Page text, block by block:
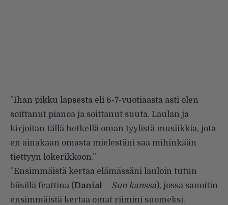
”Ihan pikku lapsesta eli 6-7-vuotiaasta asti olen
soittanut pianoa ja soittanut suuta. Laulan ja
kirjoitan tällä hetkellä oman tyylistä musiikkia, jota
en ainakaan omasta mielestäni saa mihinkään
tiettyyn lokerikkoon.”
”Ensimmäistä kertaa elämässäni lauloin tutun
biisillä feattina (Danial – Sun kanssa), jossa sanoitin
ensimmäistä kertaa omat riimini suomeksi.